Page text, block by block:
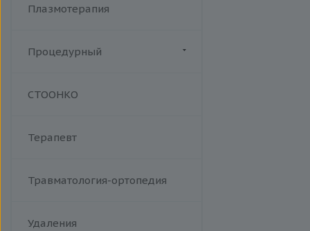
Плазмотерапия
Процедурный
СТООНКО
Терапевт
Травматология-ортопедия
Удаления